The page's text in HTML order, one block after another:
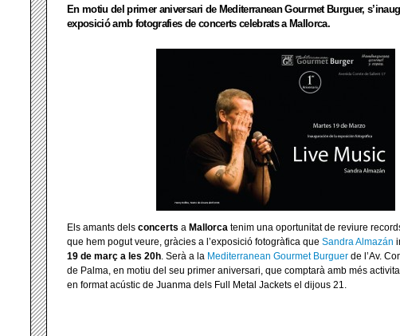
En motiu del primer aniversari de Mediterranean Gourmet Burguer,
exposició amb fotografies de concerts celebrats a Mallorca.
Els amants dels concerts a Mallorca tenim una oportunitat de reviure
que hem pogut veure, gràcies a l’exposició fotogràfica que Sandra Almazán
19 de març a les 20h. Serà a la Mediterranean Gourmet Burguer de l’Av.
de Palma, en motiu del seu primer aniversari, que comptarà amb més
en format acústic de Juanma dels Full Metal Jackets el dijous 21.